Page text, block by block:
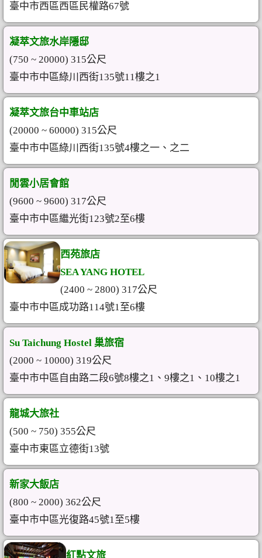
臺中市西區西區民權路67號
凝萃文旅水岸隱邸
(750 ~ 20000) 315公尺
臺中市中區綠川西街135號11樓之1
凝萃文旅台中車站店
(20000 ~ 60000) 315公尺
臺中市中區綠川西街135號4樓之一、之二
閒雲小居會館
(9600 ~ 9600) 317公尺
臺中市中區繼光街123號2至6樓
西苑旅店
SEA YANG HOTEL
(2400 ~ 2800) 317公尺
臺中市中區成功路114號1至6樓
Su Taichung Hostel 巢旅宿
(2000 ~ 10000) 319公尺
臺中市中區自由路二段6號8樓之1、9樓之1、10樓之1
龍城大旅社
(500 ~ 750) 355公尺
臺中市東區立德街13號
新家大飯店
(800 ~ 2000) 362公尺
臺中市中區光復路45號1至5樓
紅點文旅